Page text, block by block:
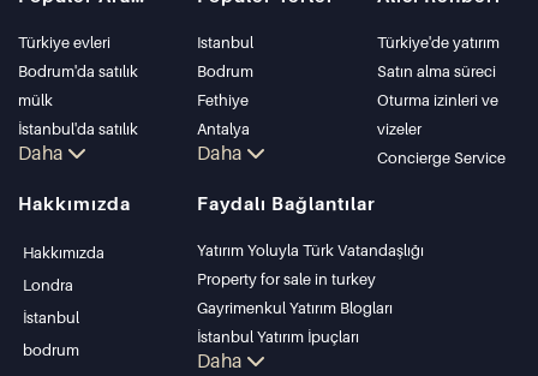
Türkiye evleri
Bodrum'da satılık
mülk
İstanbul'da satılık
daire
Bodrum Villası
Antalya'da satılık
Daha
Istanbul
Bodrum
Fethiye
Antalya
Kalkan
Kas
Bursa
Gocek
Side
Kemer
Dalyan
Daha
Türkiye'de yatırım
Satın alma süreci
Oturma izinleri ve
vizeler
Concierge Service
Hakkımızda
Hakkımızda
Londra
İstanbul
bodrum
Faydalı Bağlantılar
Yatırım Yoluyla Türk Vatandaşlığı
Property for sale in turkey
Gayrimenkul Yatırım Blogları
İstanbul Yatırım İpuçları
PropertyTurkey TV
Daha